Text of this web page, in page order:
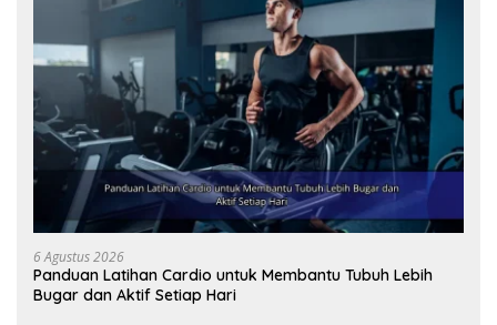
6 Agustus 2026
Panduan Latihan Cardio untuk Membantu Tubuh Lebih
Bugar dan Aktif Setiap Hari